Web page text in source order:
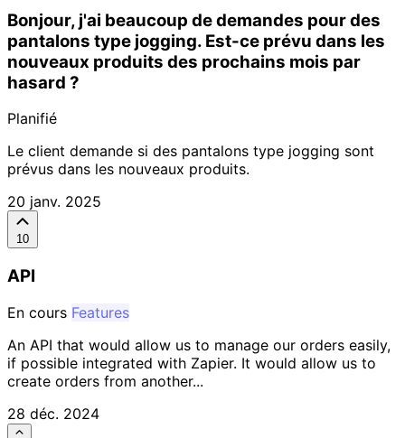
Bonjour, j'ai beaucoup de demandes pour des
pantalons type jogging. Est-ce prévu dans les
nouveaux produits des prochains mois par
hasard ?
Planifié
Le client demande si des pantalons type jogging sont
prévus dans les nouveaux produits.
20 janv. 2025
10
API
En cours Features
An API that would allow us to manage our orders easily,
if possible integrated with Zapier. It would allow us to
create orders from another...
28 déc. 2024